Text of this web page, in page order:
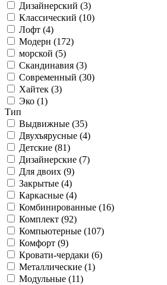
Дизайнерский (3)
Классический (10)
Лофт (4)
Модерн (172)
морской (5)
Скандинавия (3)
Современный (30)
Хайтек (3)
Эко (1)
Тип
Выдвижные (35)
Двухъярусные (4)
Детские (81)
Дизайнерские (7)
Для двоих (9)
Закрытые (4)
Каркасные (4)
Комбинированные (16)
Комплект (92)
Компьютерные (107)
Комфорт (9)
Кровати-чердаки (6)
Металлические (1)
Модульные (11)